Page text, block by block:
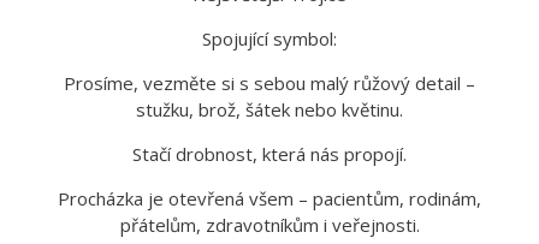
Spojující symbol:
Prosíme, vezměte si s sebou malý růžový detail –
stužku, brož, šátek nebo květinu.
Stačí drobnost, která nás propojí.
Procházka je otevřená všem – pacientům, rodinám,
přátelům, zdravotníkům i veřejnosti.